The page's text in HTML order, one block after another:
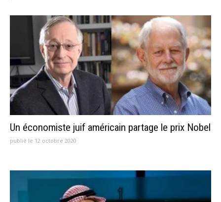
Un économiste juif américain partage le prix Nobel
publié le 12 octobre 2020